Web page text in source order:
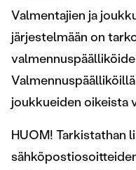
Valmentajien ja
järjestelmään on
joukkueiden oikeista
HUOM! Tarkistathan